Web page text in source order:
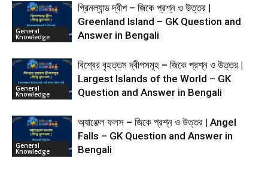
General
Knowledge
গ্রিনল্যান্ড দ্বীপ – জিকে প্রশ্ন ও উত্তর |
Greenland Island – GK Question and
Answer in Bengali
General
Knowledge
বিশ্বের বৃহত্তম দ্বীপসমূহ – জিকে প্রশ্ন ও উত্তর |
Largest Islands of the World – GK
Question and Answer in Bengali
General
Knowledge
অ্যাঞ্জেল ফলস – জিকে প্রশ্ন ও উত্তর | Angel
Falls – GK Question and Answer in
Bengali